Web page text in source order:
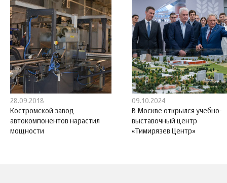
28.09.2018
Костромской завод
автокомпонентов нарастил
мощности
09.10.2024
В Москве открылся учебно-
выставочный центр
«Тимирязев Центр»